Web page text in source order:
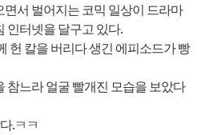
서 벌어지는 코믹 일상이 드라마
인터넷을 달구고 있다.
헌 칼을 버리다 생긴 에피소드가 빵
참느라 얼굴 빨개진 모습을 보았다
.ㅋㅋ